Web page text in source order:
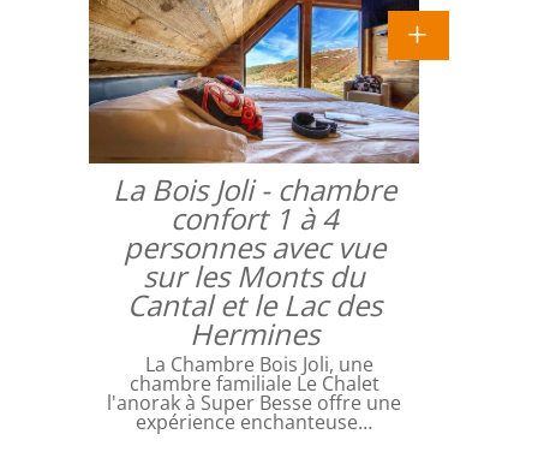
La Bois Joli - chambre
confort 1 à 4
personnes avec vue
sur les Monts du
Cantal et le Lac des
Hermines
La Chambre Bois Joli, une
chambre familiale Le Chalet
l'anorak à Super Besse offre une
expérience enchanteuse…